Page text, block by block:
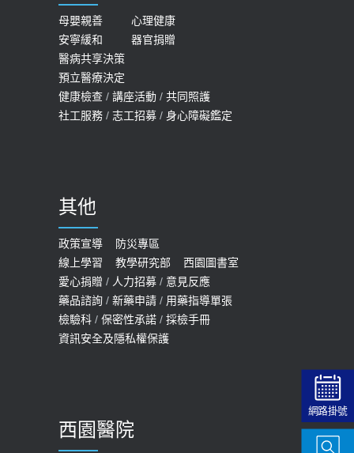
女性必看國健署公費懶人包！這幾項檢
查完全免費 沒做虧大了
2026-05-14
一定得換人工關節
2019-10-08
20歲迪士尼男星因癲癇猝逝 老人小
孩最好發、醫師點出8大前兆
2019-07-09
預約
2022-01-07
114年【公費流感及新冠疫苗】門診
預約
2025-09-30
【快速肝癌篩檢MRI】新檢查服務
母嬰親善
心理健康
安寧緩和
器官捐贈
醫病共享決策
預立醫療決定
健康檢查 / 講座活動 / 共同照護
社工服務 / 志工招募 / 身心障礙鑑定
其他
政策宣導
防災專區
線上學習
教學研究部
西園圖書室
愛心捐贈 / 人力招募 / 意見反應
藥品諮詢 / 新藥申請 / 用藥指導單張
檢驗科 / 保密性承諾 / 採檢手冊
資訊安全及隱私權保護
西園醫院
網路掛號